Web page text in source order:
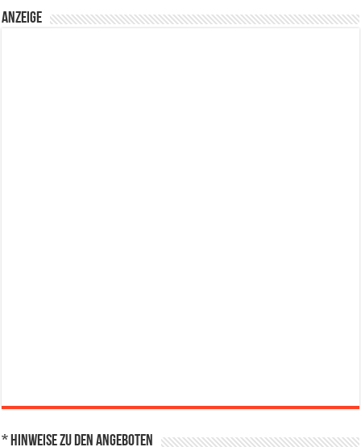
Anzeige
* Hinweise zu den Angeboten